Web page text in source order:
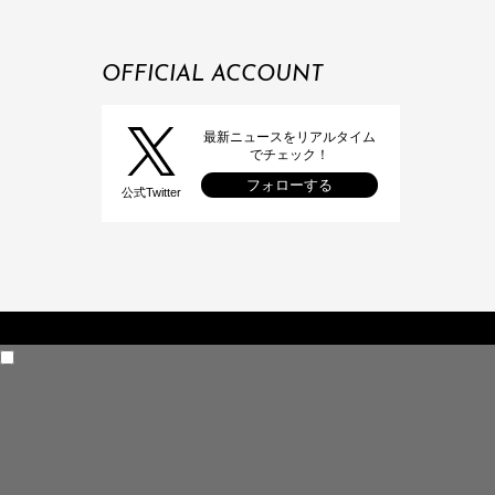
OFFICIAL ACCOUNT
公式Twitter
最新ニュースをリアルタイム
でチェック！
フォローする